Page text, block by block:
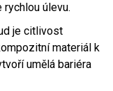
úlevu.
je citlivost
materiál k
umělá bariéra